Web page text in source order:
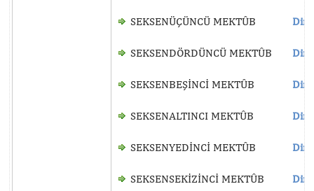
SEKSENÜÇÜNCÜ MEKTÛB
SEKSENDÖRDÜNCÜ MEKTÛB
SEKSENBEŞİNCİ MEKTÛB
SEKSENALTINCI MEKTÛB
SEKSENYEDİNCİ MEKTÛB
SEKSENSEKİZİNCİ MEKTÛB